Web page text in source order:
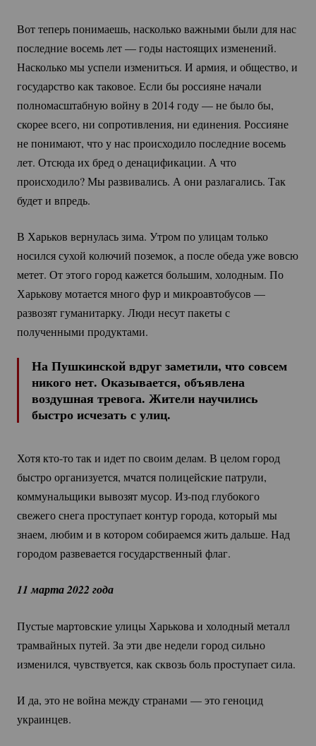
Вот теперь понимаешь, насколько важными были для нас
последние восемь лет — годы настоящих изменений.
Насколько мы успели измениться. И армия, и общество, и
государство как таковое. Если бы россияне начали
полномасштабную войну в 2014 году — не было бы,
скорее всего, ни сопротивления, ни единения. Россияне
не понимают, что у нас происходило последние восемь
лет. Отсюда их бред о денацификации. А что
происходило? Мы развивались. А они разлагались. Так
будет и впредь.
В Харьков вернулась зима. Утром по улицам только
носился сухой колючий поземок, а после обеда уже вовсю
метет. От этого город кажется большим, холодным. По
Харькову мотается много фур и микроавтобусов —
развозят гуманитарку. Люди несут пакеты с
полученными продуктами.
На Пушкинской вдруг заметили, что совсем
никого нет. Оказывается, объявлена
воздушная тревога. Жители научились
быстро исчезать с улиц.
Хотякто-тотак и идет по своим делам. В целом город
быстро организуется, мчатся полицейские патрули,
коммунальщики вывозят мусор. Из-подглубокого
свежего снега проступает контур города, который мы
знаем, любим и в котором собираемся жить дальше. Над
городом развевается государственный флаг.
11 марта 2022 года
Пустые мартовские улицы Харькова и холодный металл
трамвайных путей. За эти две недели город сильно
изменился, чувствуется, как сквозь боль проступает сила.
И да, это не война между странами — это геноцид
украинцев.